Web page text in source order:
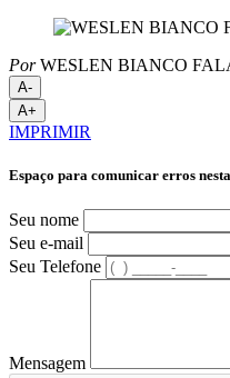
PorWESLEN BIANCO
A-
A+
IMPRIMIR
Espaço para comunicar erros
Seu nome
Seu e-mail
Seu Telefone
Mensagem